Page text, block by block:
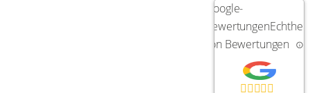
Google-
BewertungenEchtheit
von Bewertungen